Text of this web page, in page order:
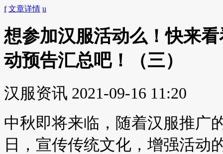
f 文章详情 u
想参加汉服活动么！快来
动预告汇总吧！（三）
汉服资讯 2021-09-16 11:20
中秋即将来临，随着汉服推广
日，宣传传统文化，增强活动